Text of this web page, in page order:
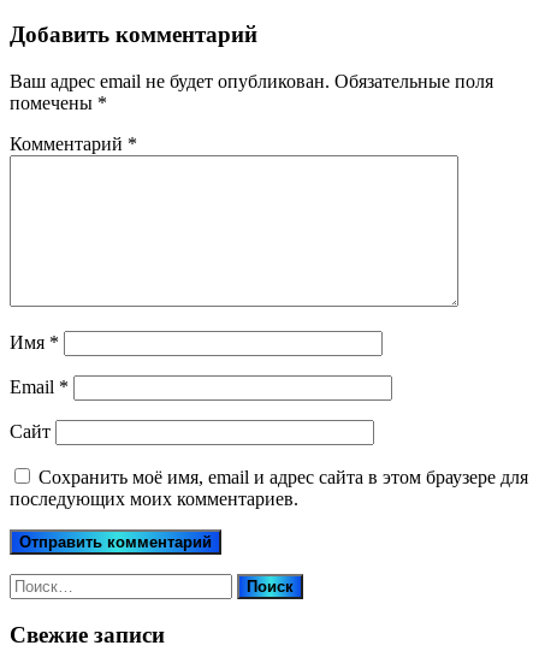
Добавить комментарий
Ваш адрес email не будет опубликован. Обязательные поля
помечены *
Комментарий *
Имя *
Email *
Сайт
Сохранить моё имя, email и адрес сайта в этом браузере для
последующих моих комментариев.
Найти:
Свежие записи